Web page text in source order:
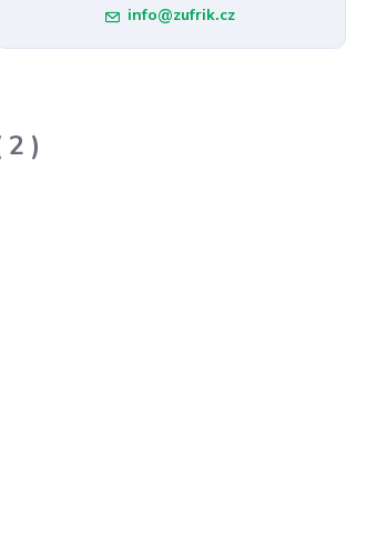
info@zufrik.cz
2